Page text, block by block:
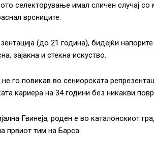
селекторување имал сличен случај со
врсниците.
(до 21 година), бидејќи
зајакна и стекна искуство.
го повикав во сениорската
кариера на 34 години без никакви
Гвинеја, роден е во каталонскиот
првиот тим на Барса.